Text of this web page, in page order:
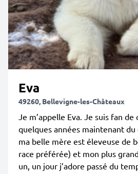
Eva
49260, Bellevigne-les-Châteaux
Je m’appelle Eva. Je suis fan de
quelques années maintenant
ma belle mère est éleveuse de
race préférée) et mon plus
un, un jour j’adore passé du